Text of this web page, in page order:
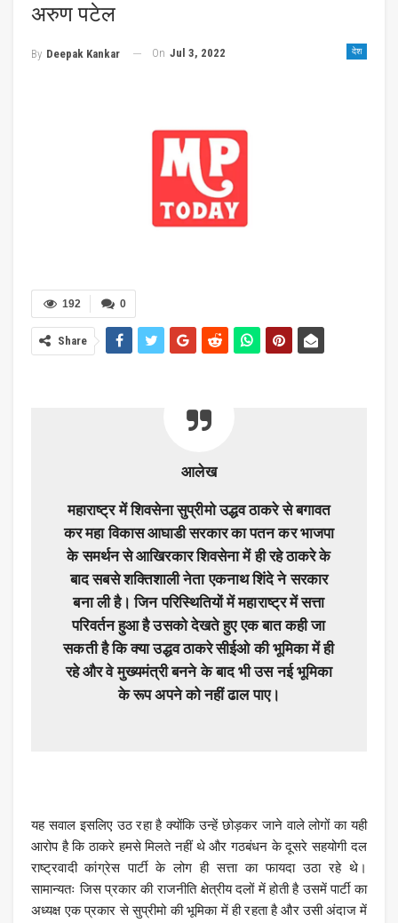
अरुण पटेल
देश
By Deepak Kankar On Jul 3, 2022
0
192
Share
आलेख
महाराष्ट्र में शिवसेना सुप्रीमो उद्धव ठाकरे से बगावत
कर महा विकास आघाडी सरकार का पतन कर भाजपा
के समर्थन से आखिरकार शिवसेना में ही रहे ठाकरे के
बाद सबसे शक्तिशाली नेता एकनाथ शिंदे ने सरकार
बना ली है। जिन परिस्थितियों में महाराष्ट्र में सत्ता
परिवर्तन हुआ है उसको देखते हुए एक बात कही जा
सकती है कि क्या उद्धव ठाकरे सीईओ की भूमिका में ही
रहे और वे मुख्यमंत्री बनने के बाद भी उस नई भूमिका
के रूप अपने को नहीं ढाल पाए।
यह सवाल इसलिए उठ रहा है क्योंकि उन्हें छोड़कर जाने वाले लोगों का यही
आरोप है कि ठाकरे हमसे मिलते नहीं थे और गठबंधन के दूसरे सहयोगी दल
राष्ट्रवादी कांग्रेस पार्टी के लोग ही सत्ता का फायदा उठा रहे थे।
सामान्यतः जिस प्रकार की राजनीति क्षेत्रीय दलों में होती है उसमें पार्टी का
अध्यक्ष एक प्रकार से सुप्रीमो की भूमिका में ही रहता है और उसी अंदाज में